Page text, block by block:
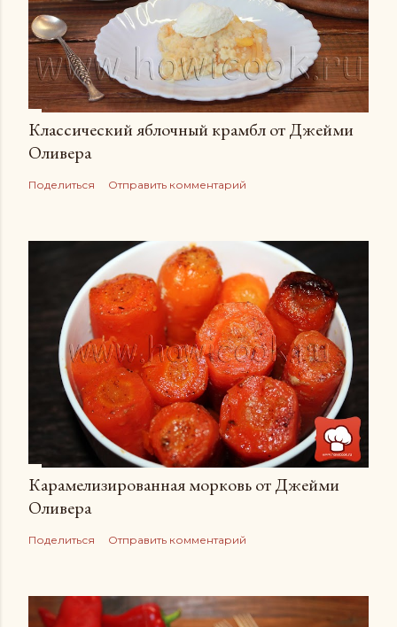
Классический яблочный крамбл от Джейми
Оливера
Поделиться Отправить комментарий
Карамелизированная морковь от Джейми
Оливера
Поделиться Отправить комментарий